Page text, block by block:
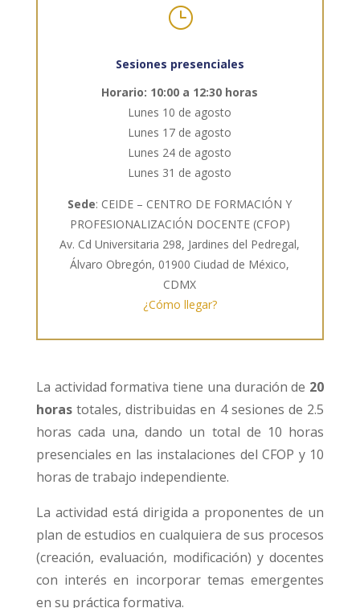
}
Sesiones presenciales
Horario: 10:00 a 12:30 horas
Lunes 10 de agosto
Lunes 17 de agosto
Lunes 24 de agosto
Lunes 31 de agosto
Sede: CEIDE – CENTRO DE FORMACIÓN Y
PROFESIONALIZACIÓN DOCENTE (CFOP)
Av. Cd Universitaria 298, Jardines del Pedregal,
Álvaro Obregón, 01900 Ciudad de México,
CDMX
¿Cómo llegar?
La actividad formativa tiene una duración de 20
horastotales, distribuidas en 4 sesiones de 2.5
horas cada una, dando un total de 10 horas
presenciales en las instalaciones del CFOP y 10
horas de trabajo independiente.
La actividad está dirigida a proponentes de un
plan de estudios en cualquiera de sus procesos
(creación, evaluación, modificación) y docentes
con interés en incorporar temas emergentes
en su práctica formativa.